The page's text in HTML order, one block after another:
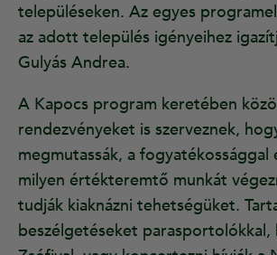
településeken. Az egyes
az adott település igényeihez
Gulyás Andrea.
A Kapocs program keretében
rendezvényeket is szerveznek,
megmutassák, a fogyatékossággal
milyen értékteremtő munkát
tudják kiaknázni tehetségüket.
beszélgetéseket parasportolókkal,